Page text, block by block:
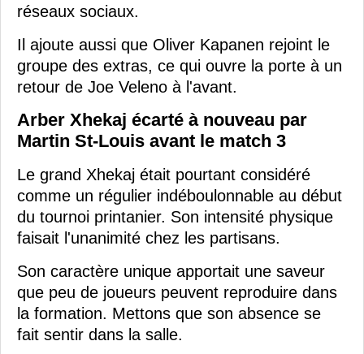
réseaux sociaux.
Il ajoute aussi que Oliver Kapanen rejoint le
groupe des extras, ce qui ouvre la porte à un
retour de Joe Veleno à l'avant.
Arber Xhekaj écarté à nouveau par
Martin St-Louis avant le match 3
Le grand Xhekaj était pourtant considéré
comme un régulier indéboulonnable au début
du tournoi printanier. Son intensité physique
faisait l'unanimité chez les partisans.
Son caractère unique apportait une saveur
que peu de joueurs peuvent reproduire dans
la formation. Mettons que son absence se
fait sentir dans la salle.